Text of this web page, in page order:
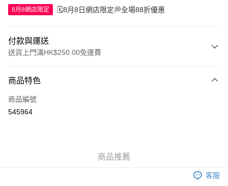
8月8網店限定 🗓️8月8日網店限定💭全場88折優惠
付款與運送
送貨上門滿HK$250.00免運費
信用卡
Apple Pay
商品特色
商品編號
545964
商品推薦
客服